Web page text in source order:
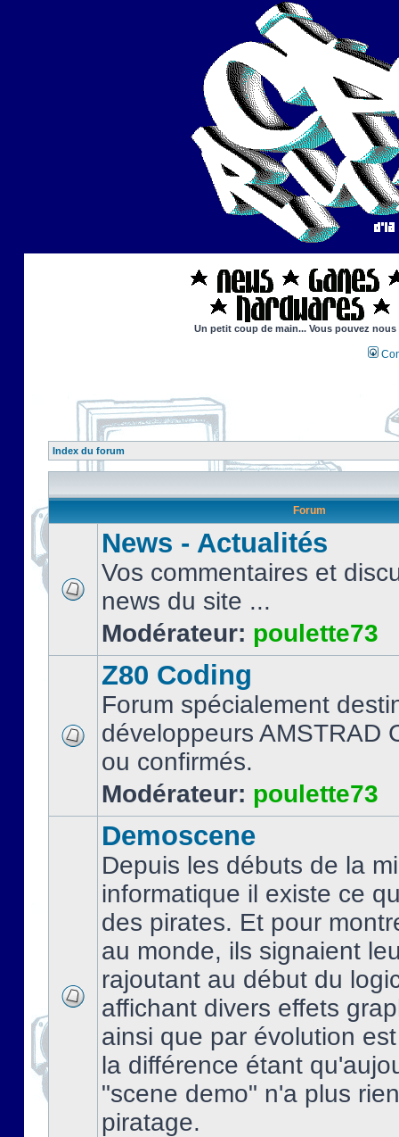
Un petit coup de main... Vous pouvez
Index du forum
Forum
News - Actualités
Vos commentaires et
news du site ...
Modérateur: poulette73
Z80 Coding
Forum spécialement
développeurs AMSTRAD
ou confirmés.
Modérateur: poulette73
Demoscene
Depuis les débuts de la
informatique il existe ce
des pirates. Et pour
au monde, ils signaient
rajoutant au début du
affichant divers effets
ainsi que par évolution
la différence étant
"scene demo" n'a plus
piratage.